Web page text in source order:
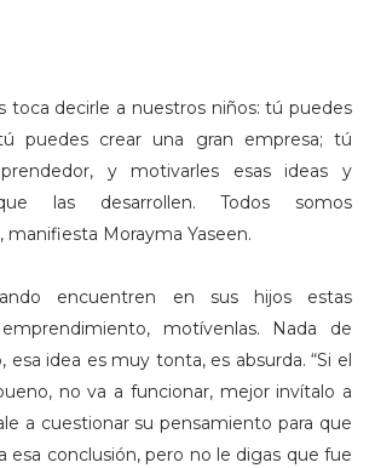
toca decirle a nuestros niños: tú puedes
puedes crear una gran empresa; tú
y motivarles esas ideas y
las desarrollen. Todos somos
manifiesta Morayma Yaseen.
encuentren en sus hijos estas
motívenlas. Nada de
esa idea es muy tonta, es absurda. “Si el
no va a funcionar, mejor invítalo a
a cuestionar su pensamiento para que
esa conclusión, pero no le digas que fue